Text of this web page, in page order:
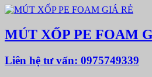
MÚT XỐP PE FOAM
Liên hệ tư vấn: 0975749339